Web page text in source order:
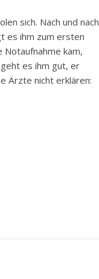
sich. Nach und nach
es ihm zum ersten
Notaufnahme kam,
es ihm gut, er
Ärzte nicht erklären: